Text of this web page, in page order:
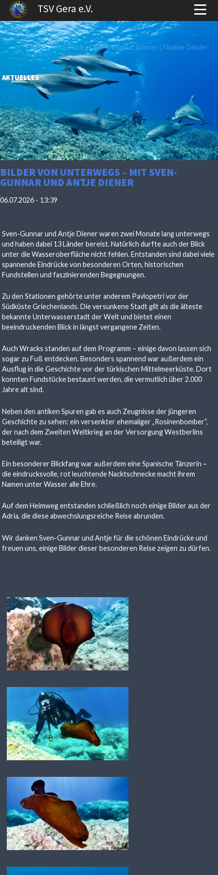
TSV Gera e.V.
Fotos: Heiko Pludra | Sven-Gunnar Diener | Nadine Geisler
AKTUELLES
BILDER VON UNTERWEGS – MIT SVEN-
GUNNAR UND ANTJE DIENER
06.07.2026 - 13:39
Sven-Gunnar und Antje Diener waren zwei Monate lang unterwegs
und haben dabei 13 Länder bereist. Natürlich durfte auch der Blick
unter die Wasseroberfläche nicht fehlen. Entstanden sind dabei viele
spannende Eindrücke von besonderen Orten, historischen
Fundstellen und faszinierenden Begegnungen.
Zu den Stationen gehörte unter anderem Pavlopetri vor der
Südküste Griechenlands. Die versunkene Stadt gilt als die älteste
bekannte Unterwasserstadt der Welt und bietet einen
beeindruckenden Blick in längst vergangene Zeiten.
Auch Wracks standen auf dem Programm – einige davon lassen sich
sogar zu Fuß entdecken. Besonders spannend war außerdem ein
Ausflug in die Geschichte vor der türkischen Mittelmeerküste. Dort
konnten Fundstücke bestaunt werden, die vermutlich über 2.000
Jahre alt sind.
Neben den antiken Spuren gab es auch Zeugnisse der jüngeren
Geschichte zu sehen: ein versenkter ehemaliger „Rosinenbomber“,
der nach dem Zweiten Weltkrieg an der Versorgung Westberlins
beteiligt war.
Ein besonderer Blickfang war außerdem eine Spanische Tänzerin –
die eindrucksvolle, rot leuchtende Nacktschnecke macht ihrem
Namen unter Wasser alle Ehre.
Auf dem Heimweg entstanden schließlich noch einige Bilder aus der
Adria, die diese abwechslungsreiche Reise abrunden.
Wir danken Sven-Gunnar und Antje für die schönen Eindrücke und
freuen uns, einige Bilder dieser besonderen Reise zeigen zu dürfen.